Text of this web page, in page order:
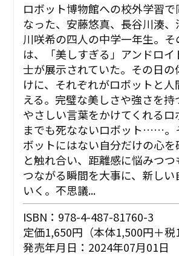
ロボット博物館への校外学習
なった、安藤悠真、長谷川湊
川咲希の四人の中学一年生。そ
は、「美しすぎる」アンドロ
士が展示されていた。その日の
けに、それぞれがロボットと
える。完璧な美しさや強さを持
やさしい言葉をかけてくれるロ
までも死なないロボット……。
ボットにはない自分だけの心
と触れ合い、距離感に悩みつ
つながる瞬間を大事に、新しい
いく――。不思議...
ISBN：978-4-487-81760-3
定価1,650円（本体1,500円＋税
発売年月日：2024年07月01日